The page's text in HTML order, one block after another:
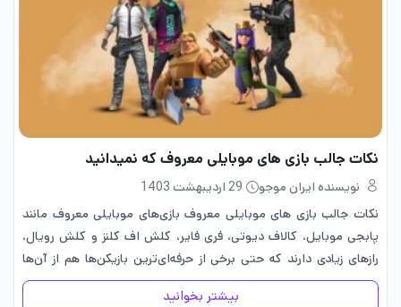
نکات جالب بازی های موبایلی معروف که نمیدانید
نویسنده ایران موجو
29 اردیبهشت 1403
نکات جالب بازی های موبایلی معروف بازی‌های موبایلی معروف مانند
پابجی موبایل، کالاف دیوتی، فری فایر، کلش اف کلنز و کلش رویال،
رازهای زیادی دارند که حتی برخی از حرفه‌ای‌ترین بازیکن‌ها هم از آن‌ها
بی‌اطلاع هستند. ما در این مقاله…
بیشتر بخوانید